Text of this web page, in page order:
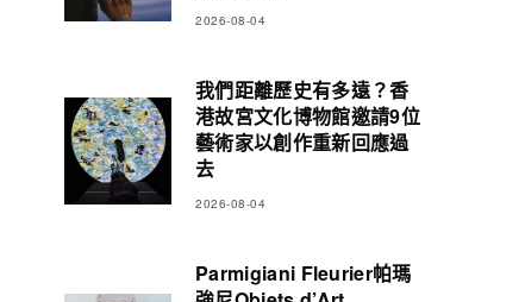
2026-08-04
我們距離歷史有多遠？香
港故宮文化博物館邀請9位
藝術家以創作重新回應過
去
2026-08-04
Parmigiani Fleurier帕瑪